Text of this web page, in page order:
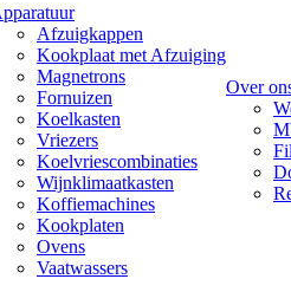
Afzuigkappen
Kookplaat met Afzuiging
Magnetrons
Fornuizen
Koelkasten
Vriezers
Koelvriescombinaties
Wijnklimaatkasten
Koffiemachines
Kookplaten
Ovens
Vaatwassers
Over